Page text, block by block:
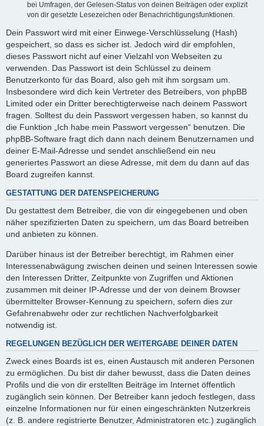
bei Umfragen, der Gelesen-Status von deinen Beiträgen oder explizit
von dir gesetzte Lesezeichen oder Benachrichtigungsfunktionen.
Dein Passwort wird mit einer Einwege-Verschlüsselung (Hash)
gespeichert, so dass es sicher ist. Jedoch wird dir empfohlen,
dieses Passwort nicht auf einer Vielzahl von Webseiten zu
verwenden. Das Passwort ist dein Schlüssel zu deinem
Benutzerkonto für das Board, also geh mit ihm sorgsam um.
Insbesondere wird dich kein Vertreter des Betreibers, von phpBB
Limited oder ein Dritter berechtigterweise nach deinem Passwort
fragen. Solltest du dein Passwort vergessen haben, so kannst du
die Funktion „Ich habe mein Passwort vergessen“ benutzen. Die
phpBB-Software fragt dich dann nach deinem Benutzernamen und
deiner E-Mail-Adresse und sendet anschließend ein neu
generiertes Passwort an diese Adresse, mit dem du dann auf das
Board zugreifen kannst.
GESTATTUNG DER DATENSPEICHERUNG
Du gestattest dem Betreiber, die von dir eingegebenen und oben
näher spezifizierten Daten zu speichern, um das Board betreiben
und anbieten zu können.
Darüber hinaus ist der Betreiber berechtigt, im Rahmen einer
Interessenabwägung zwischen deinen und seinen Interessen sowie
den Interessen Dritter, Zeitpunkte von Zugriffen und Aktionen
zusammen mit deiner IP-Adresse und der von deinem Browser
übermittelter Browser-Kennung zu speichern, sofern dies zur
Gefahrenabwehr oder zur rechtlichen Nachverfolgbarkeit
notwendig ist.
REGELUNGEN BEZÜGLICH DER WEITERGABE DEINER DATEN
Zweck eines Boards ist es, einen Austausch mit anderen Personen
zu ermöglichen. Du bist dir daher bewusst, dass die Daten deines
Profils und die von dir erstellten Beiträge im Internet öffentlich
zugänglich sein können. Der Betreiber kann jedoch festlegen, dass
einzelne Informationen nur für einen eingeschränkten Nutzerkreis
(z. B. andere registrierte Benutzer, Administratoren etc.) zugänglich